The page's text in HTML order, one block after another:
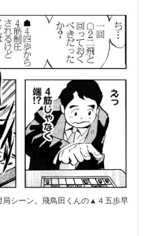
局シーン。飛鳥田くんの▲４五歩早